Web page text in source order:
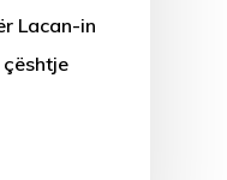
Lacan-in